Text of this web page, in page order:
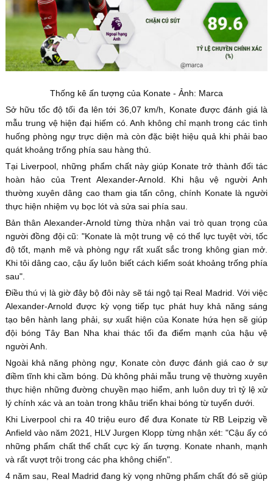
Thống kê ấn tượng của Konate - Ảnh: Marca
Sở hữu tốc độ tối đa lên tới 36,07 km/h, Konate được đánh giá là
mẫu trung vệ hiện đại hiếm có. Anh không chỉ mạnh trong các tình
huống phòng ngự trực diện mà còn đặc biệt hiệu quả khi phải bao
quát khoảng trống phía sau hàng thủ.
Tại Liverpool, những phẩm chất này giúp Konate trở thành đối tác
hoàn hảo của Trent Alexander-Arnold. Khi hậu vệ người Anh
thường xuyên dâng cao tham gia tấn công, chính Konate là người
thực hiện nhiệm vụ bọc lót và sửa sai phía sau.
Bản thân Alexander-Arnold từng thừa nhận vai trò quan trọng của
người đồng đội cũ: "Konate là một trung vệ có thể lực tuyệt vời, tốc
độ tốt, mạnh mẽ và phòng ngự rất xuất sắc trong không gian mở.
Khi tôi dâng cao, cậu ấy luôn biết cách kiểm soát khoảng trống phía
sau".
Điều thú vị là giờ đây bộ đôi này sẽ tái ngộ tại Real Madrid. Với việc
Alexander-Arnold được kỳ vọng tiếp tục phát huy khả năng sáng
tạo bên hành lang phải, sự xuất hiện của Konate hứa hẹn sẽ giúp
đội bóng Tây Ban Nha khai thác tối đa điểm mạnh của hậu vệ
người Anh.
Ngoài khả năng phòng ngự, Konate còn được đánh giá cao ở sự
điềm tĩnh khi cầm bóng. Dù không phải mẫu trung vệ thường xuyên
thực hiện những đường chuyền mạo hiểm, anh luôn duy trì tỷ lệ xử
lý chính xác và an toàn trong khâu triển khai bóng từ tuyến dưới.
Khi Liverpool chi ra 40 triệu euro để đưa Konate từ RB Leipzig về
Anfield vào năm 2021, HLV Jurgen Klopp từng nhận xét: "Cậu ấy có
những phẩm chất thể chất cực kỳ ấn tượng. Konate nhanh, mạnh
và rất vượt trội trong các pha không chiến".
4 năm sau, Real Madrid đang kỳ vọng những phẩm chất đó sẽ giúp